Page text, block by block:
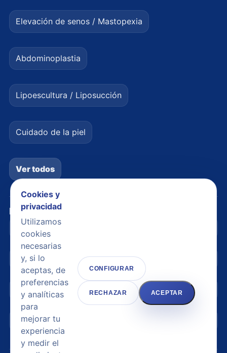
Elevación de senos / Mastopexia
Abdominoplastia
Lipoescultura / Liposucción
Cuidado de la piel
Ver todos
Legal
Avisos legales
Política de privacidad
Política de cookies
Configuración de cookies
Cookies y
privacidad
Utilizamos
cookies
necesarias
y, si lo
aceptas, de
preferencias
y analíticas
para
mejorar tu
experiencia
y medir el
CONFIGURAR
RECHAZAR ACEPTAR